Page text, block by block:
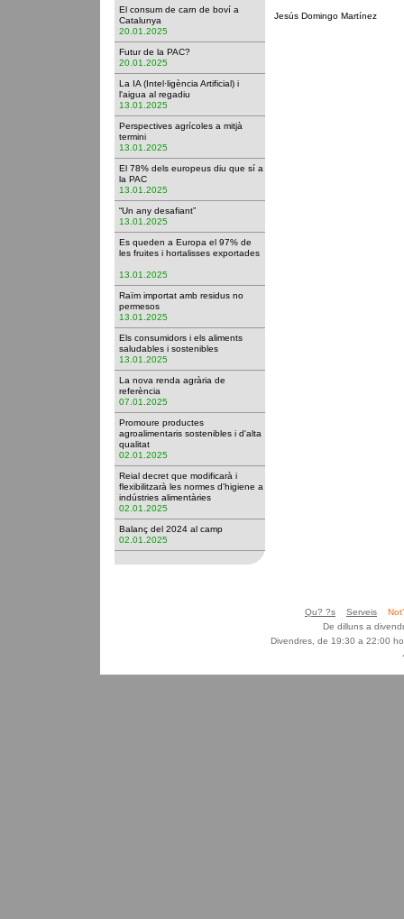
El consum de carn de boví a
Catalunya
20.01.2025
Futur de la PAC?
20.01.2025
La IA (Intel·ligència Artificial) i
l'aigua al regadiu
13.01.2025
Perspectives agrícoles a mitjà
termini
13.01.2025
El 78% dels europeus diu que sí a
la PAC
13.01.2025
“Un any desafiant”
13.01.2025
Es queden a Europa el 97% de
les fruites i hortalisses exportades
13.01.2025
Raïm importat amb residus no
permesos
13.01.2025
Els consumidors i els aliments
saludables i sostenibles
13.01.2025
La nova renda agrària de
referència
07.01.2025
Promoure productes
agroalimentaris sostenibles i d'alta
qualitat
02.01.2025
Reial decret que modificarà i
flexibilitzarà les normes d'higiene a
indústries alimentàries
02.01.2025
Balanç del 2024 al camp
02.01.2025
Jesús Domingo Martínez
Qu? ?s Serveis
De dilluns a
Divendres, de 19:30 a 22:00